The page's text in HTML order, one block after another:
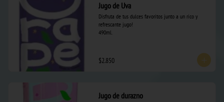
Jugo de Uva
Disfruta de tus dulces favoritos junto a un rico y
refrescante jugo!
490ml.
$2.850
Jugo de durazno